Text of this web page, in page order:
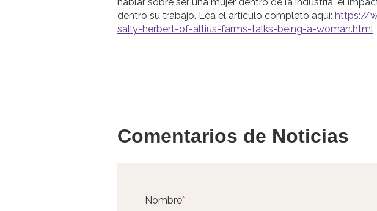
dentro su trabajo. Lea el artículo completo aquí: https://
sally-herbert-of-altius-farms-talks-being-a-woman.html
Comentarios de Noticias
Nombre*